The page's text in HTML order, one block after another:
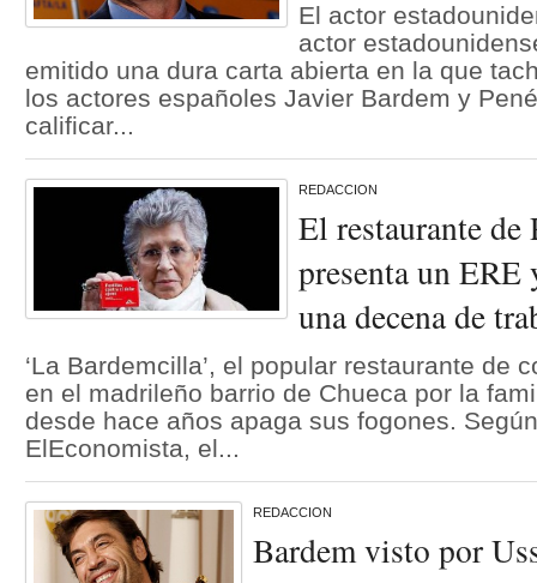
El actor
actor
emitido una dura carta abierta en la que
los actores españoles Javier Bardem y
calificar...
REDACCION
El restaurante de
presenta un ERE
una decena de
‘La Bardemcilla’, el popular restaurante de
en el madrileño barrio de Chueca por la
desde hace años apaga sus fogones.
ElEconomista, el...
REDACCION
Bardem visto por